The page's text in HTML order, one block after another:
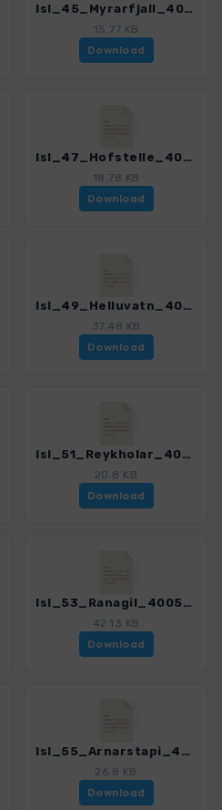
Isl_45_Myrarfjall_4005_9.gpx
15.77 KB
Download
Isl_47_Hofstelle_4005_9.gpx
18.78 KB
Download
Isl_49_Helluvatn_4005_9.gpx
37.48 KB
Download
Isl_51_Reykholar_4005_9.gpx
20.8 KB
Download
Isl_53_Ranagil_4005_9.gpx
42.13 KB
Download
Isl_55_Arnarstapi_4005_9.gpx
26.8 KB
Download